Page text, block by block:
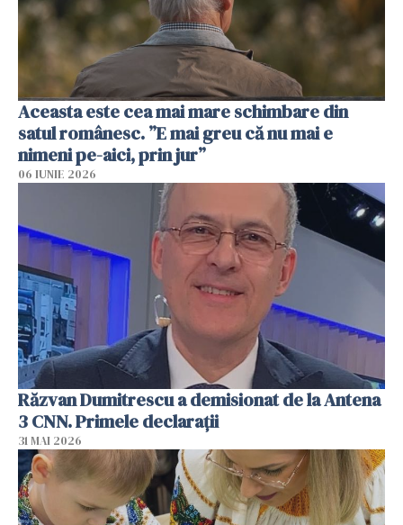
Aceasta este cea mai mare schimbare din
satul românesc. ”E mai greu că nu mai e
nimeni pe-aici, prin jur”
06 IUNIE 2026
Răzvan Dumitrescu a demisionat de la Antena
3 CNN. Primele declarații
31 MAI 2026